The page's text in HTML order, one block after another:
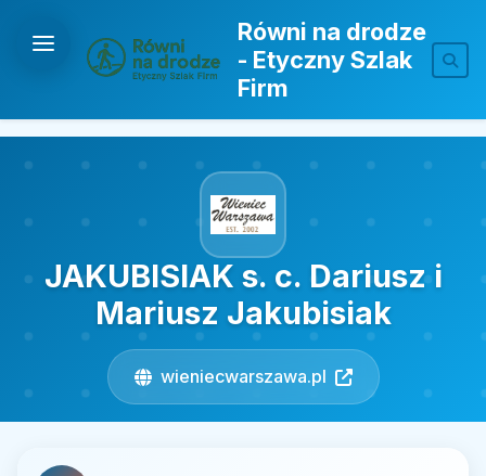
Równi na drodze
- Etyczny Szlak
Firm
JAKUBISIAK s. c. Dariusz i
Mariusz Jakubisiak
wieniecwarszawa.pl